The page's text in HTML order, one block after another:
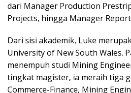
dari Manager Production
Projects, hingga Manager
Dari sisi akademik, Luke
University of New South Wales.
menempuh studi Mining
tingkat magister, ia meraih tiga
Commerce-Finance, Mining